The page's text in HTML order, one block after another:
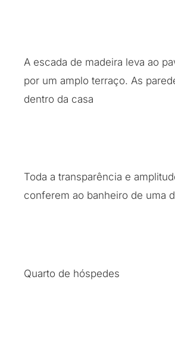
A escada de madeira leva ao
por um amplo terraço. As
dentro da casa
Toda a transparência e
conferem ao banheiro de uma
Quarto de hóspedes